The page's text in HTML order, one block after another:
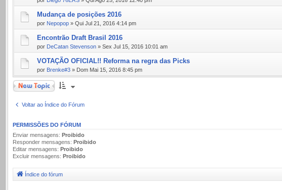
Mudança de posições 2016
por Nepopop » Qui Jul 21, 2016 4:14 pm
Encontrão Draft Brasil 2016
por DeCatan Stevenson » Sex Jul 15, 2016 10:01 am
VOTAÇÃO OFICIAL!! Reforma na regra das Picks
por Brenke#3 » Dom Mai 15, 2016 8:45 pm
Novo Tópico
Voltar ao Índice do Fórum
PERMISSÕES DO FÓRUM
Enviar mensagens: Proibido
Responder mensagens: Proibido
Editar mensagens: Proibido
Excluir mensagens: Proibido
Índice do fórum